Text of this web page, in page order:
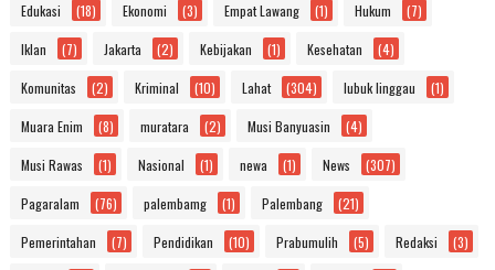
Edukasi (18) Ekonomi (3) Empat Lawang (1) Hukum (7)
Iklan (7) Jakarta (2) Kebijakan (1) Kesehatan (4)
Komunitas (2) Kriminal (10) Lahat (304) lubuk linggau (1)
Muara Enim (8) muratara (2) Musi Banyuasin (4)
Musi Rawas (1) Nasional (1) newa (1) News (307)
Pagaralam (76) palembamg (1) Palembang (21)
Pemerintahan (7) Pendidikan (10) Prabumulih (5) Redaksi (3)